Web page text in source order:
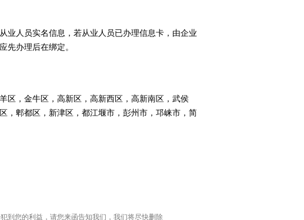
业人员实名信息，若从业人员已办理信息卡，由企业
先办理后在绑定。
区，金牛区，高新区，高新西区，高新南区，武侯
，郫都区，新津区，都江堰市，彭州市，邛崃市，简
到您的利益，请您来函告知我们，我们将尽快删除